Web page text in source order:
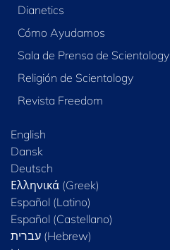
Dianetics
Cómo Ayudamos
Sala de Prensa de Scientology
Religión de Scientology
Revista Freedom
English
Dansk
Deutsch
Ελληνικά (Greek)
Español (Latino)
Español (Castellano)